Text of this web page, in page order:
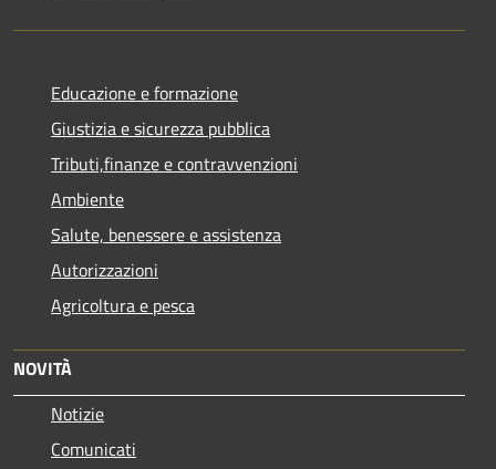
Educazione e formazione
Giustizia e sicurezza pubblica
Tributi,finanze e contravvenzioni
Ambiente
Salute, benessere e assistenza
Autorizzazioni
Agricoltura e pesca
NOVITÀ
Notizie
Comunicati